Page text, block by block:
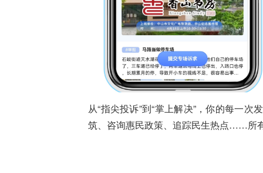
从“指尖投诉”到“掌上解决”，你的每一
筑、咨询惠民政策、追踪民生热点……所